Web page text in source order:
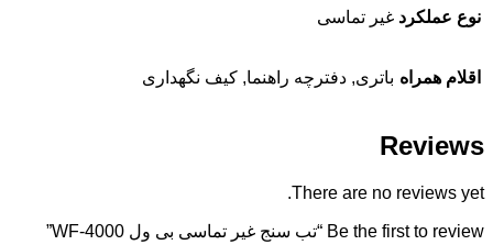
نوع عملکرد غیر تماسی
اقلام همراه باتری, دفترچه راهنما, کیف نگهداری
Reviews
There are no reviews yet.
Be the first to review “تب سنج غیر تماسی بی ول WF-4000”